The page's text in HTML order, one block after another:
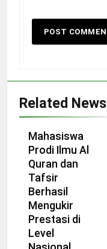
Related News
Mahasiswa
Prodi Ilmu Al
Quran dan
Tafsir
Berhasil
Mengukir
Prestasi di
Level